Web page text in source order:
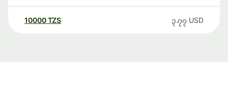
10000 TZS ၃.၇၇ USD